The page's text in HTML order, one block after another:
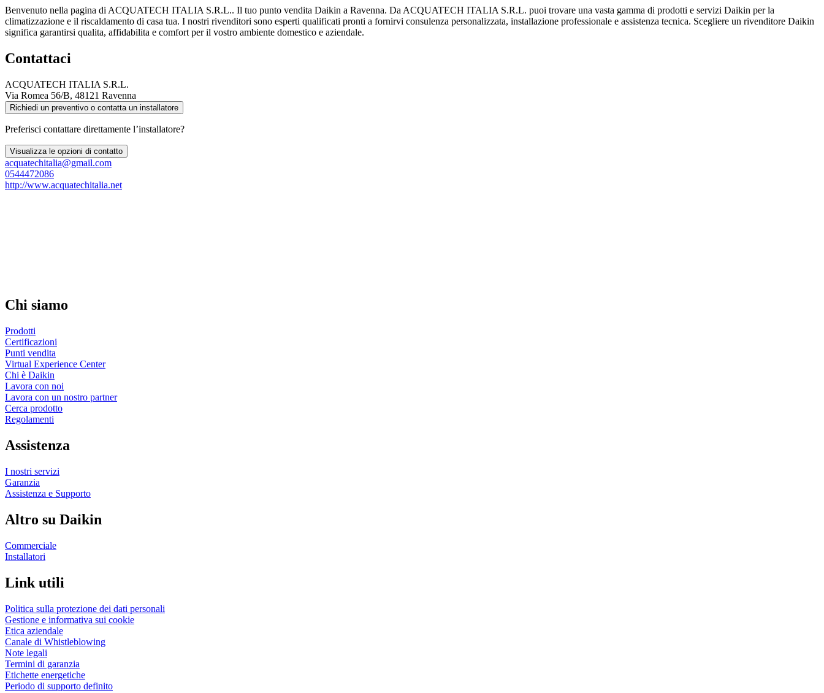
Benvenuto nella pagina di ACQUATECH ITALIA S.R.L.. Il tuo punto vendita Daikin a Ravenna. Da ACQUATECH ITALIA S.R.L. puoi trovare una vasta gamma di prodotti e servizi Daikin per la
climatizzazione e il riscaldamento di casa tua. I nostri rivenditori sono esperti qualificati pronti a fornirvi consulenza personalizzata, installazione professionale e assistenza tecnica. Scegliere un rivenditore Daikin
significa garantirsi qualita, affidabilita e comfort per il vostro ambiente domestico e aziendale.
Contattaci
ACQUATECH ITALIA S.R.L.
Via Romea 56/B, 48121 Ravenna
Richiedi un preventivo o contatta un installatore
Preferisci contattare direttamente l’installatore?
Visualizza le opzioni di contatto
acquatechitalia@gmail.com
0544472086
http://www.acquatechitalia.net
Chi siamo
Prodotti
Certificazioni
Punti vendita
Virtual Experience Center
Chi è Daikin
Lavora con noi
Lavora con un nostro partner
Cerca prodotto
Regolamenti
Assistenza
I nostri servizi
Garanzia
Assistenza e Supporto
Altro su Daikin
Commerciale
Installatori
Link utili
Politica sulla protezione dei dati personali
Gestione e informativa sui cookie
Etica aziendale
Canale di Whistleblowing
Note legali
Termini di garanzia
Etichette energetiche
Periodo di supporto definito